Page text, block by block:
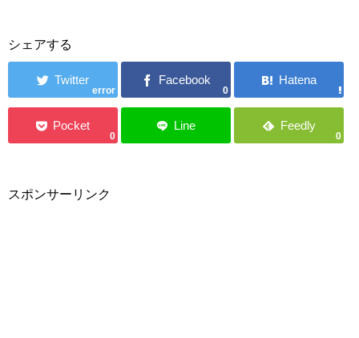
シェアする
error 0
0 0
スポンサーリンク